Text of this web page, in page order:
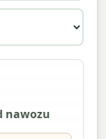
nawozu